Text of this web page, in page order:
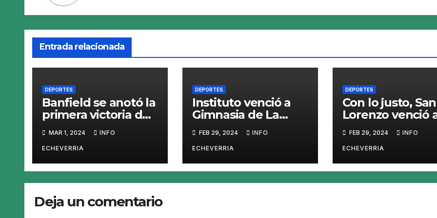
Entrada relacionada
DEPORTES
Banfield se anotó la
primera victoria del
torneo ante Riestra
MAR 1, 2024 INFO
ECHEVERRIA
DEPORTES
Instituto venció a
Gimnasia de La
Plata en el Bosque
FEB 29, 2024 INFO
ECHEVERRIA
DEPORTES
Con lo justo, San
Lorenzo venció
Independiente
Chivilcoy por la
Copa Argentina
FEB 29, 2024 INFO
ECHEVERRIA
Deja un comentario